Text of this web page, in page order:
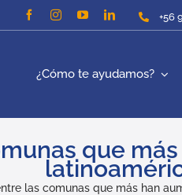
+56
¿Cómo te ayudamos?
que
las comunas que más han